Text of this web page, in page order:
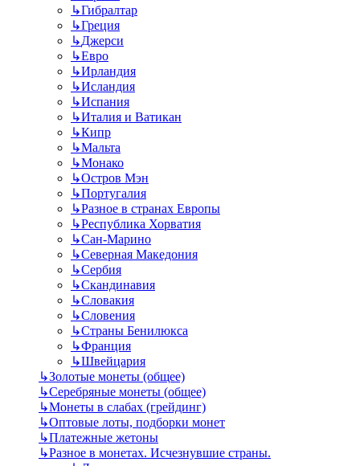
↳Гибралтар
↳Греция
↳Джерси
↳Евро
↳Ирландия
↳Исландия
↳Испания
↳Италия и Ватикан
↳Кипр
↳Мальта
↳Монако
↳Остров Мэн
↳Португалия
↳Разное в странах Европы
↳Республика Хорватия
↳Сан-Марино
↳Северная Македония
↳Сербия
↳Скандинавия
↳Словакия
↳Словения
↳Страны Бенилюкса
↳Франция
↳Швейцария
↳Золотые монеты (общее)
↳Серебряные монеты (общее)
↳Монеты в слабах (грейдинг)
↳Оптовые лоты, подборки монет
↳Платежные жетоны
↳Разное в монетах. Исчезнувшие страны.